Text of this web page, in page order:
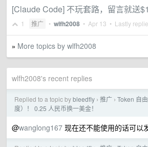
[Claude Code] 不玩套路，留言就送
1 推广 • wlfh2008 • Apr 13 • Lastly
» More topics by wlfh2008
wlfh2008's recent replies
Replied to a topic bybleedfly › 推广 › Token 自
度）！ 0.25 人民币换一美金！
@wanglong167 现在还不能使用的话可以